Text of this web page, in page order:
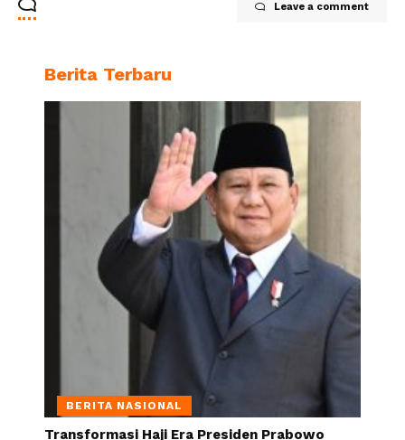
Leave a comment
Berita Terbaru
BERITA NASIONAL
Transformasi Haji Era Presiden Prabowo